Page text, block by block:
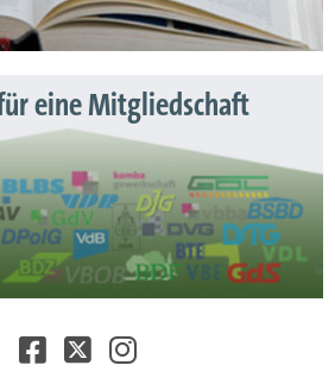
eine Mitgliedschaft